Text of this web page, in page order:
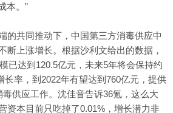
本。”
的共同推动下，中国第三方消毒供应中
断上涨增长。根据沙利文给出的数据，
已达到120.5亿元，未来5年将会保持约
长率，到2022年有望达到760亿元，提供
毒供应工作。沈佳音告诉36氪，这么大
资本目前只吃掉了0.01%，增长潜力非